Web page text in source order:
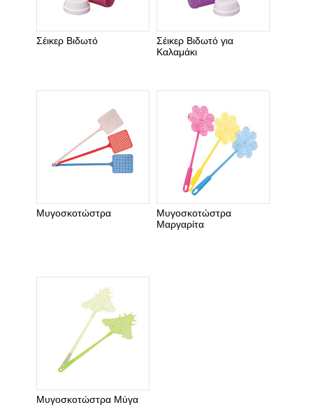
Σέικερ Βιδωτό
Σέικερ Βιδωτό για
Καλαμάκι
Μυγοσκοτώστρα
Μυγοσκοτώστρα
Μαργαρίτα
Μυγοσκοτώστρα Μύγα